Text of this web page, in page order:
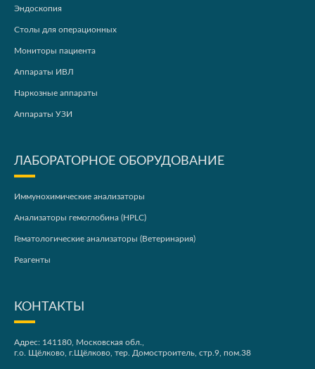
Эндоскопия
Столы для операционных
Мониторы пациента
Аппараты ИВЛ
Наркозные аппараты
Аппараты УЗИ
ЛАБОРАТОРНОЕ ОБОРУДОВАНИЕ
Иммунохимические анализаторы
Анализаторы гемоглобина (HPLC)
Гематологические анализаторы (Ветеринария)
Реагенты
КОНТАКТЫ
Адрес: 141180, Московская обл.,
г.о. Щёлково, г.Щёлково, тер. Домостроитель, стр.9, пом.38